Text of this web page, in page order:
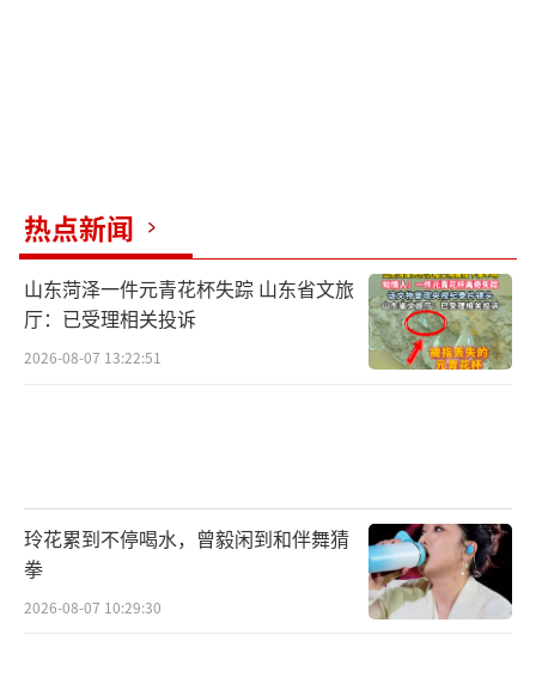
热点新闻
山东菏泽一件元青花杯失踪 山东省文旅
厅：已受理相关投诉
2026-08-07 13:22:51
玲花累到不停喝水，曾毅闲到和伴舞猜
拳
2026-08-07 10:29:30